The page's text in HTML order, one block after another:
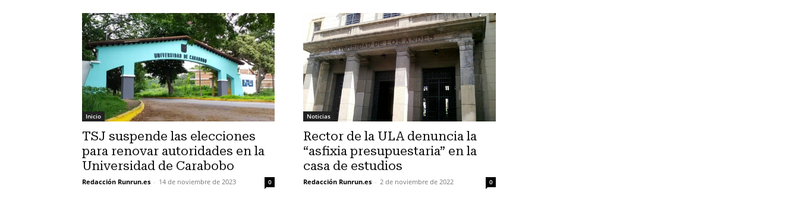
Inicio
TSJ suspende las elecciones
para renovar autoridades en la
Universidad de Carabobo
Redacción Runrun.es - 14 de noviembre de 2023 0
Noticias
Rector de la ULA denuncia la
“asfixia presupuestaria” en la
casa de estudios
Redacción Runrun.es - 2 de noviembre de 2022 0